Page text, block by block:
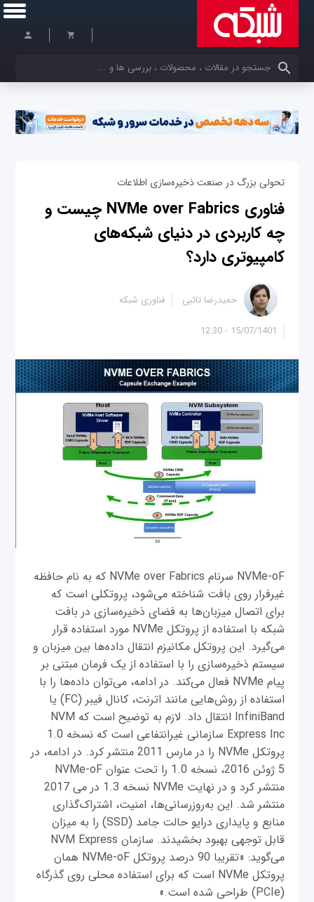
کلمات کلیدی خود را وارد کنید
تحولی بزرگ در صنعت ذخیره‌سازی اطلاعات
فناوری NVMe over Fabrics چیست و
چه کاربردی در دنیای شبکه‌های
کامپیوتری دارد؟
15/07/1401 - 12:30
حمیدرضا تائبی فناوری شبکه
NVMe-oF سرنام NVMe over Fabrics که به ‌نام حافظه
غیرفرار روی بافت شناخته می‌شود، پروتکلی است که
برای اتصال میزبان‌ها به فضای ذخیره‌سازی در بافت
شبکه با استفاده از پروتکل NVMe مورد استفاده قرار
می‌گیرد. این پروتکل مکانیزم انتقال داده‌ها بین میزبان و
سیستم ذخیره‌سازی را با استفاده از یک فرمان مبتنی بر
پیام NVMe فعال می‌کند. در ادامه، می‌توان داده‌ها را با
استفاده از روش‌هایی مانند اترنت، کانال فیبر (FC) یا
InfiniBand انتقال داد. لازم به توضیح است که NVM
Express Inc سازمانی غیرانتفاعی است که نسخه 1.0
پروتکل NVMe را در مارس 2011 منتشر کرد. در ادامه، در
5 ژوئن 2016، نسخه 1.0 را تحت عنوان NVMe-oF
منتشر کرد و در نهایت NVMe نسخه 1.3 در می 2017
منتشر شد. این به‌روزرسانی‌ها، امنیت، اشتراک‌گذاری
منابع و پایداری درایو حالت جامد (SSD) را به میزان
قابل توجهی بهبود بخشیدند. سازمان NVM Express
می‌گوید: «تقریبا 90 درصد پروتکل NVMe-oF همان
پروتکل NVMe است که برای استفاده محلی روی گذرگاه
(PCIe) طراحی شده است.»